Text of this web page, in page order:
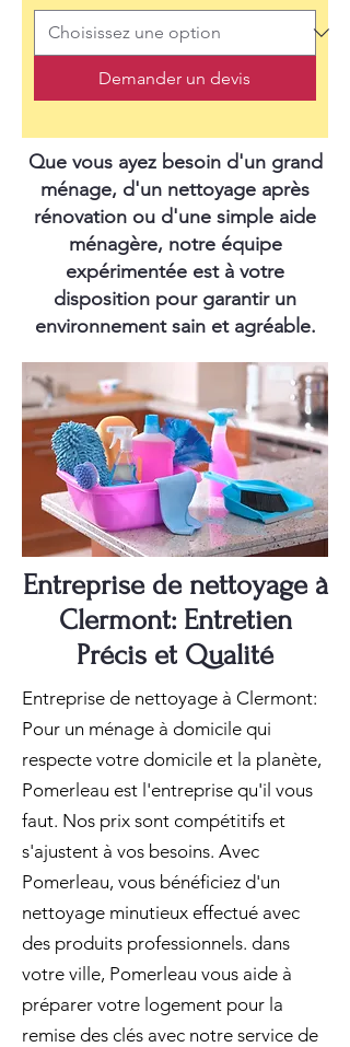
Demander un devis
Que vous ayez besoin d'un grand
ménage, d'un nettoyage après
rénovation ou d'une simple aide
ménagère, notre équipe
expérimentée est à votre
disposition pour garantir un
environnement sain et agréable.
Entreprise de nettoyage à
Clermont: Entretien
Précis et Qualité
Entreprise de nettoyage à Clermont:
Pour un ménage à domicile qui
respecte votre domicile et la planète,
Pomerleau est l'entreprise qu'il vous
faut. Nos prix sont compétitifs et
s'ajustent à vos besoins. Avec
Pomerleau, vous bénéficiez d'un
nettoyage minutieux effectué avec
des produits professionnels. dans
votre ville, Pomerleau vous aide à
préparer votre logement pour la
remise des clés avec notre service de